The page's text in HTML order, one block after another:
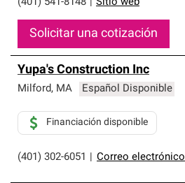
(401) 541-8148
Sitio web
Solicitar una cotización
Yupa's Construction Inc
Milford, MA Español Disponible
(401) 302-6051 Correo electrónico
Financiación disponible